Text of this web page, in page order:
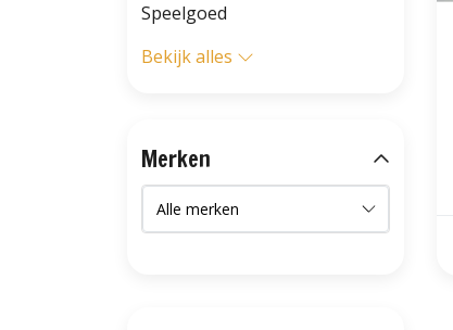
Speelgoed
Bekijk alles
Merken